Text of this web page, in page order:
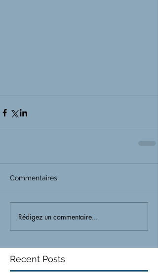
Commentaires
Rédigez un commentaire...
Recent Posts